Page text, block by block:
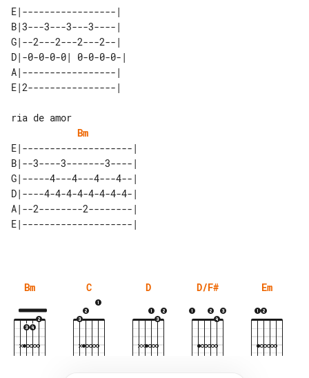
E|-----------------|
B|3---3---3---3----|
G|--2---2---2---2--|
D|-0-0-0-0| 0-0-0-0-|
A|-----------------|
Bm
E|--------------------|
B|--3----3-------3----|
G|-----4---4---4---4--|
D|----4-4-4-4-4-4-4-4-|
A|--2--------2--------|
Bm C D D/F# Em